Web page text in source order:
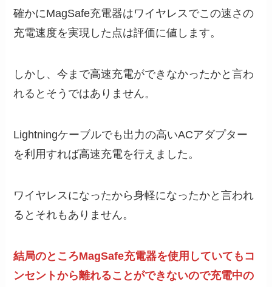
確かにMagSafe充電器はワイヤレスでこの速さの
充電速度を実現した点は評価に値します。
しかし、今まで高速充電ができなかったかと言わ
れるとそうではありません。
Lightningケーブルでも出力の高いACアダプター
を利用すれば高速充電を行えました。
ワイヤレスになったから身軽になったかと言われ
るとそれもありません。
結局のところMagSafe充電器を使用していてもコ
ンセントから離れることができないので充電中の